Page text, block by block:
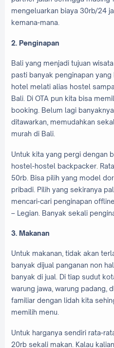
mengeluarkan biaya 30rb/24
kemana-mana.
2. Penginapan
Bali yang menjadi tujuan
pasti banyak penginapan
hotel melati alias hostel
Bali. Di OTA pun kita bisa
booking. Belum lagi
ditawarkan, memudahkan
murah di Bali.
Untuk kita yang pergi dengan
hostel-hostel backpacker.
50rb. Bisa pilih yang model
pribadi. Pilih yang sekiranya
mencari-cari penginapan
– Legian. Banyak sekali
3. Makanan
Untuk makanan, tidak akan
banyak dijual panganan non
banyak di jual. Di tiap sudut
warung jawa, warung padang,
familiar dengan lidah kita
memilih menu.
Untuk harganya sendiri rata-
20rb sekali makan. Kalau